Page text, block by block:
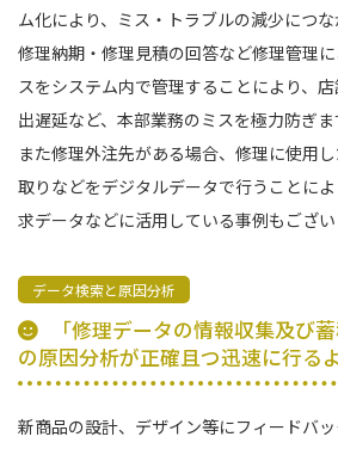
ム化により、ミス・トラブルの減少につな
修理納期・修理見積の回答など修理管理
スをシステム内で管理することにより、
出遅延など、本部業務のミスを極力防ぎま
また修理外注先がある場合、修理に使用
取りなどをデジタルデータで行うことに
求データなどに活用している事例もござい
データ検索と原因分析
「修理データの情報収集及び
の原因分析が正確且つ迅速に行る
新商品の設計、デザイン等にフィードバ